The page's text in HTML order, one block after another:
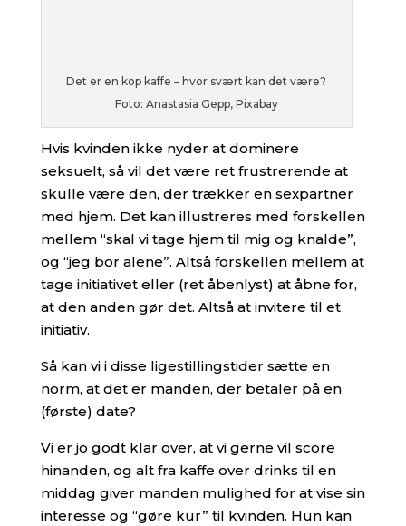
Det er en kop kaffe – hvor svært kan det være?
Foto: Anastasia Gepp, Pixabay
Hvis kvinden ikke nyder at dominere
seksuelt, så vil det være ret frustrerende at
skulle være den, der trækker en sexpartner
med hjem. Det kan illustreres med forskellen
mellem “skal vi tage hjem til mig og knalde”,
og “jeg bor alene”. Altså forskellen mellem at
tage initiativet eller (ret åbenlyst) at åbne for,
at den anden gør det. Altså at invitere til et
initiativ.
Så kan vi i disse ligestillingstider sætte en
norm, at det er manden, der betaler på en
(første) date?
Vi er jo godt klar over, at vi gerne vil score
hinanden, og alt fra kaffe over drinks til en
middag giver manden mulighed for at vise sin
interesse og “gøre kur” til kvinden. Hun kan